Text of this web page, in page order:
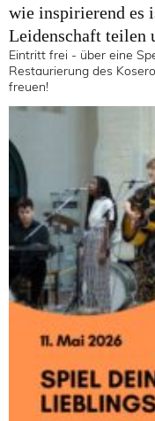
wie inspirierend es
Leidenschaft teilen
Eintritt frei - über eine
Restaurierung des
freuen!